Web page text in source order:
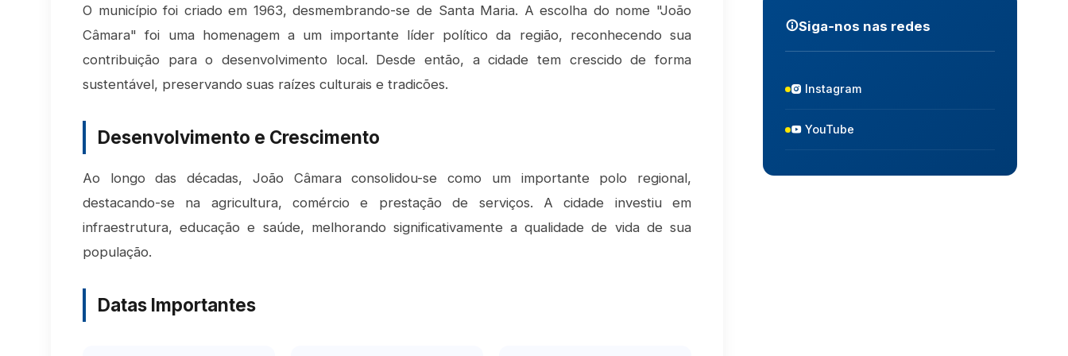
O município foi criado em 1963, desmembrando-se de Santa Maria. A escolha do nome "João
Câmara" foi uma homenagem a um importante líder político da região, reconhecendo sua
contribuição para o desenvolvimento local. Desde então, a cidade tem crescido de forma
sustentável, preservando suas raízes culturais e tradicões.
Desenvolvimento e Crescimento
Ao longo das décadas, João Câmara consolidou-se como um importante polo regional,
destacando-se na agricultura, comércio e prestação de serviços. A cidade investiu em
infraestrutura, educação e saúde, melhorando significativamente a qualidade de vida de sua
população.
Datas Importantes
Siga‑nos nas redes
Instagram
YouTube